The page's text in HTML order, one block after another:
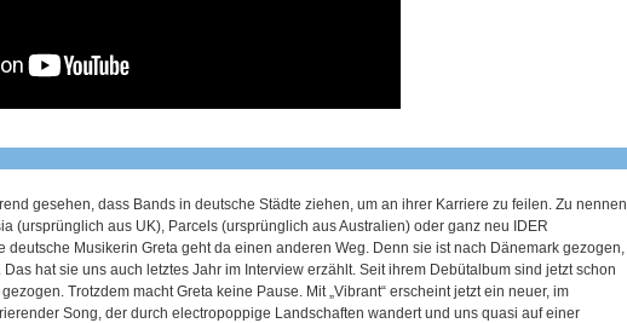
gesehen, dass Bands in deutsche Städte ziehen, um an ihrer Karriere zu feilen. Zu nennen
(ursprünglich aus UK), Parcels (ursprünglich aus Australien) oder ganz neu IDER
deutsche Musikerin Greta geht da einen anderen Weg. Denn sie ist nach Dänemark gezogen,
hat sie uns auch letztes Jahr im Interview erzählt. Seit ihrem Debütalbum sind jetzt schon
Trotzdem macht Greta keine Pause. Mit „Vibrant“ erscheint jetzt ein neuer, im
Song, der durch electropoppige Landschaften wandert und uns quasi auf einer